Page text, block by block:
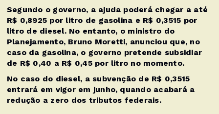
Segundo o governo, a ajuda poderá chegar a até
R$ 0,8925 por litro de gasolina e R$ 0,3515 por
litro de diesel. No entanto, o ministro do
Planejamento, Bruno Moretti, anunciou que, no
caso da gasolina, o governo pretende subsidiar
de R$ 0,40 a R$ 0,45 por litro no momento.
No caso do diesel, a subvenção de R$ 0,3515
entrará em vigor em junho, quando acabará a
redução a zero dos tributos federais.